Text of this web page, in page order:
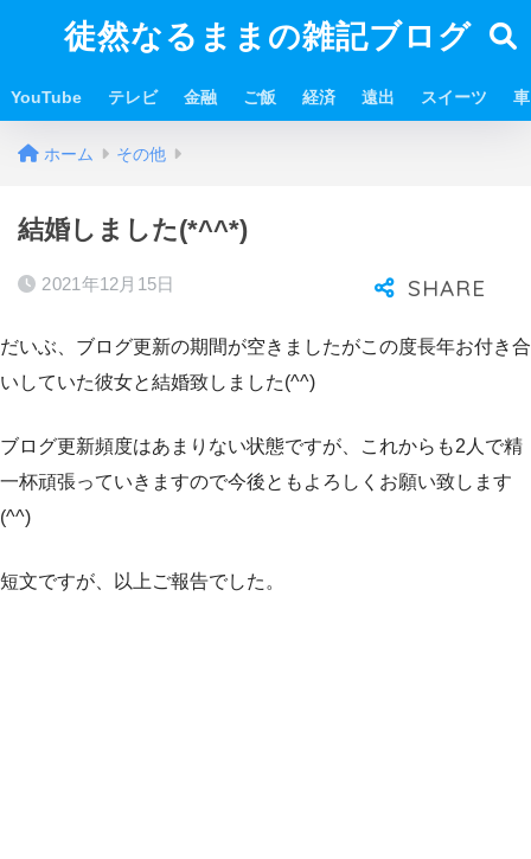
徒然なるままの雑記ブログ
YouTube テレビ 金融 ご飯 経済 遠出 スイーツ 車
ホーム その他
結婚しました(*^^*)
2021年12月15日
だいぶ、ブログ更新の期間が空きましたがこの度長年お付き合
いしていた彼女と結婚致しました(^^)
ブログ更新頻度はあまりない状態ですが、これからも2人で精
一杯頑張っていきますので今後ともよろしくお願い致します
(^^)
短文ですが、以上ご報告でした。